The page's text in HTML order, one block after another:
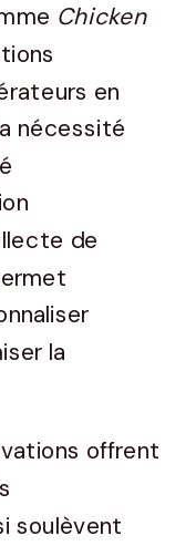
Chicken
en
nécessité
de
la
offrent
soulèvent